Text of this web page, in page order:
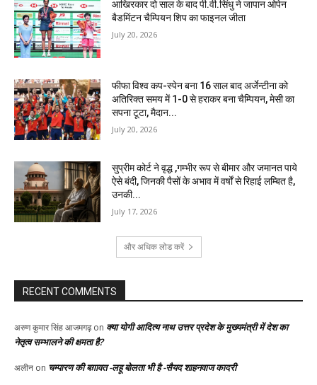
आखिरकार दो साल के बाद पी.वी.सिंधु ने जापान ओपेन
बैडमिंटन चैम्पियन शिप का फाइनल जीता
July 20, 2026
फीफा विश्व कप-स्पेन बना 16 साल बाद अर्जेन्टीना को
अतिरिक्त समय में 1-0 से हराकर बना चैम्पियन, मेसी का
सपना टूटा, मैदान...
July 20, 2026
सुप्रीम कोर्ट ने वृद्ध ,गम्भीर रूप से बीमार और जमानत पाये
ऐसे बंदी, जिनकी पैसों के अभाव में वर्षों से रिहाई लम्बित है,
उनकी...
July 17, 2026
और अधिक लोड करें
RECENT COMMENTS
अरुण कुमार सिंह आजमगढ़on क्या योगी आदित्य नाथ उत्तर प्रदेश के मुख्यमंत्री में देश का
नेतृत्व सम्भालने की क्षमता है?
अलीन on चम्पारण की बग़ावत -लहू बोलता भी है -सैयद शाहनवाज कादरी